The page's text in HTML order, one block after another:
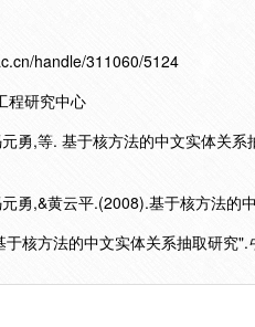
handle/311060/5124
程研究中心
勇,等. 基于核方法的中文实体关
勇,&黄云平.(2008).基于核方法的
核方法的中文实体关系抽取研究".